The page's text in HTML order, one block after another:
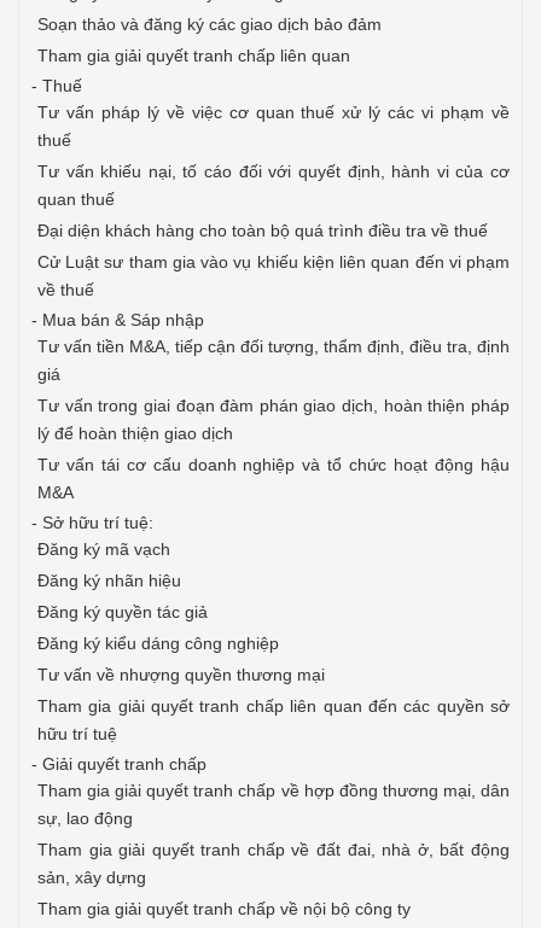
Soạn thảo và đăng ký các giao dịch bảo đảm
Tham gia giải quyết tranh chấp liên quan
- Thuế
Tư vấn pháp lý về việc cơ quan thuế xử lý các vi phạm về
thuế
Tư vấn khiếu nại, tố cáo đối với quyết định, hành vi của cơ
quan thuế
Đại diện khách hàng cho toàn bộ quá trình điều tra về thuế
Cử Luật sư tham gia vào vụ khiếu kiện liên quan đến vi phạm
về thuế
- Mua bán & Sáp nhập
Tư vấn tiền M&A, tiếp cận đối tượng, thẩm định, điều tra, định
giá
Tư vấn trong giai đoạn đàm phán giao dịch, hoàn thiện pháp
lý để hoàn thiện giao dịch
Tư vấn tái cơ cấu doanh nghiệp và tổ chức hoạt động hậu
M&A
- Sở hữu trí tuệ:
Đăng ký mã vạch
Đăng ký nhãn hiệu
Đăng ký quyền tác giả
Đăng ký kiểu dáng công nghiệp
Tư vấn về nhượng quyền thương mại
Tham gia giải quyết tranh chấp liên quan đến các quyền sở
hữu trí tuệ
- Giải quyết tranh chấp
Tham gia giải quyết tranh chấp về hợp đồng thương mại, dân
sự, lao động
Tham gia giải quyết tranh chấp về đất đai, nhà ở, bất động
sản, xây dựng
Tham gia giải quyết tranh chấp về nội bộ công ty